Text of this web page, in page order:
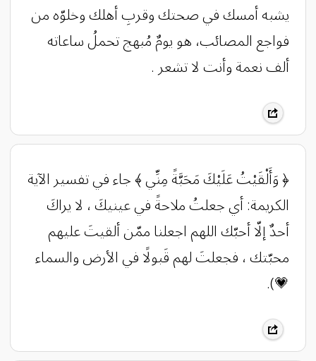
يشبه أمسك في صحتك وقربِ أهلك وخلوّه من
فواجع المصائب، هو يومٌ مُبهج تحملُ ساعاته
ألف نعمة وأنت لا تشعر .
‏﴿ وَأَلْقَيْتُ عَلَيْكَ مَحَبَّةً مِنِّي ﴾ ‏جاء في تفسير الآية
الكريمة: ‏أي جعلتُ ملاحةً في عينيكَ ، لا يراكَ
أحدٌ إلّا أحبّك ‏اللهم اجعلنا ممّن ألقيتَ عليهم
محبّتك ، فجعلتَ لهم قَبولًا في الأرض والسماء
💗).